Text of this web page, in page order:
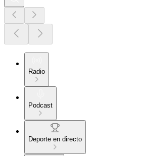
Radio
Podcast
Deporte en directo